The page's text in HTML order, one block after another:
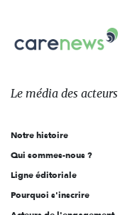
sur:
Le
des
l'engagement
Le média des acteurs
Notre histoire
Qui sommes-nous ?
Ligne éditoriale
Pourquoi s'inscrire